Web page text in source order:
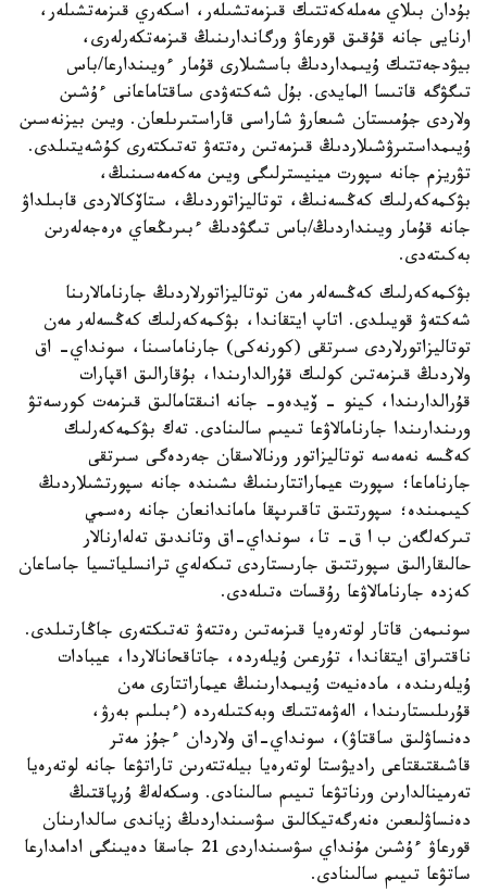
بۇدان بىلاي مەملەكەتتىك قىزمەتشىلەر، اسكەري قىزمەتشىلەر،
ارنايى جانە قۇقىق قورعاۋ ورگاندارىنىڭ قىزمەتكەرلەرى،
بيۋدجەتتىك ۇيىمداردىڭ باسشىلارى قۇمار ءويىندارعا/باس
تىگۋگە قاتىسا المايدى. بۇل شەكتەۋدى ساقتاماعانى ءۇشىن
ولاردى جۇمىستان شىعارۋ شاراسى قاراستىرىلعان. ويىن بيزنەسىن
ۇيىمداستىرۋشىلاردىڭ قىزمەتىن رەتتەۋ تەتىكتەرى كۇشەيتىلدى.
تۋريزم جانە سپورت مينيسترلىگى ويىن مەكەمەسىنىڭ،
بۋكمەكەرلىك كەڭسەنىڭ، توتاليزاتوردىڭ، ستاۆكالاردى قابىلداۋ
جانە قۇمار ويىنداردىڭ/باس تىگۋدىڭ ءبىرىڭعاي ەرەجەلەرىن
بەكىتەدى.
بۋكمەكەرلىك كەڭسەلەر مەن توتاليزاتورلاردىڭ جارنامالارىنا
شەكتەۋ قويىلدى. اتاپ ايتقاندا، بۋكمەكەرلىك كەڭسەلەر مەن
توتاليزاتورلاردى سىرتقى (كورنەكى) جارناماسىنا، سونداي- اق
ولاردىڭ قىزمەتىن كولىك قۇرالدارىندا، بۇقارالىق اقپارات
قۇرالدارىندا، كينو - ۆيدەو- جانە انىقتامالىق قىزمەت كورسەتۋ
ورىندارىندا جارنامالاۋعا تىيىم سالىنادى. تەك بۋكمەكەرلىك
كەڭسە نەمەسە توتاليزاتور ورنالاسقان جەردەگى سىرتقى
جارناماعا؛ سپورت عيماراتتارىنىڭ ىشىندە جانە سپورتشىلاردىڭ
كيىمىندە؛ سپورتتىق تاقىرىپقا ماماندانعان جانە رەسمي
تىركەلگەن ب ا ق- تا، سونداي-اق وتاندىق تەلەارنالار
حالىقارالىق سپورتتىق جارىستاردى تىكەلەي ترانسلياتسيا جاساعان
كەزدە جارنامالاۋعا رۇقسات ەتىلەدى.
سونىمەن قاتار لوتەرەيا قىزمەتىن رەتتەۋ تەتىكتەرى جاڭارتىلدى.
ناقتىراق ايتقاندا، تۇرعىن ۇيلەردە، جاتاقحانالاردا، عيبادات
ۇيلەرىندە، مادەنيەت ۇيىمدارىنىڭ عيماراتتارى مەن
قۇرىلىستارىندا، الەۋمەتتىك وبەكتىلەردە (ءبىلىم بەرۋ،
دەنساۋلىق ساقتاۋ)، سونداي-اق ولاردان ءجۇز مەتر
قاشىقتىقتاعى راديۋستا لوتەرەيا بيلەتتەرىن تاراتۋعا جانە لوتەرەيا
تەرمينالدارىن ورناتۋعا تىيىم سالىنادى. وسكەلەڭ ۇرپاقتىڭ
دەنساۋلىعىن ەنەرگەتيكالىق سۋسىنداردىڭ زياندى سالدارىنان
قورعاۋ ءۇشىن مۇنداي سۋسىنداردى 21 جاسقا دەيىنگى ادامدارعا
ساتۋعا تىيىم سالىنادى.